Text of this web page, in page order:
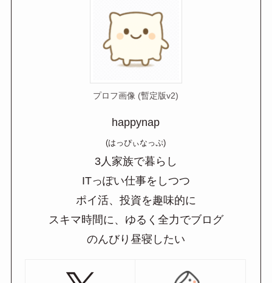
プロフ画像 (暫定版v2)
happynap
(はっぴぃなっぷ)
3人家族で暮らし
ITっぽい仕事をしつつ
ポイ活、投資を趣味的に
スキマ時間に、ゆるく全力でブログ
のんびり昼寝したい